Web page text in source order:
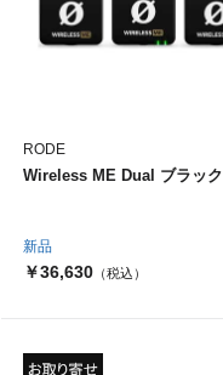
新品
RODE
Wireless ME Dual ブラック
￥36,630 （税込）